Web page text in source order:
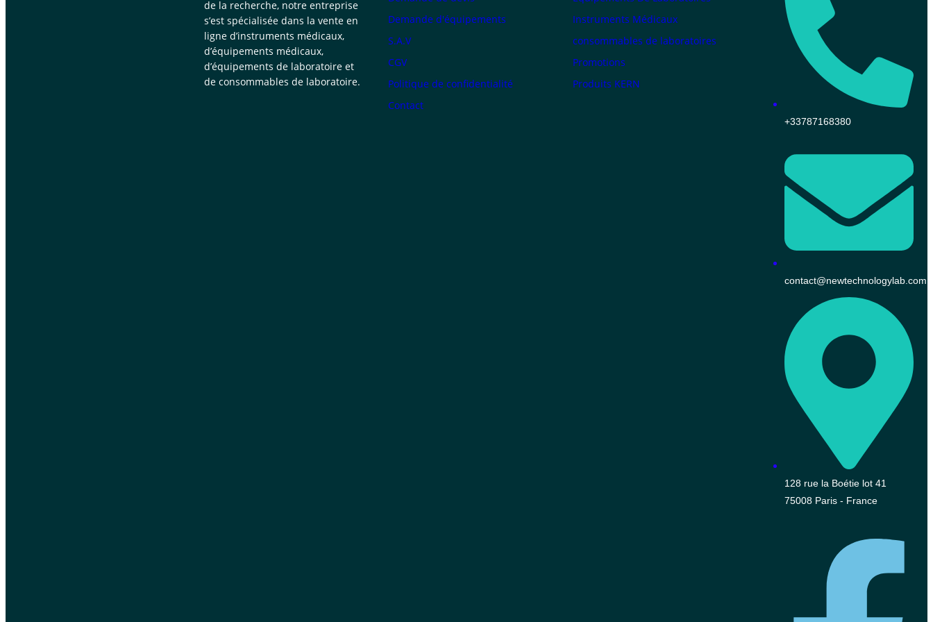
de la recherche, notre entreprise
s’est spécialisée dans la vente en
ligne d’instruments médicaux,
d’équipements médicaux,
d’équipements de laboratoire et
de consommables de laboratoire.
Demande d'équipements
S.A.V
CGV
Politique de confidentialité
Contact
Instruments Médicaux
consommables de laboratoires
Promotions
Produits KERN
+33787168380
contact@newtechnologylab.com
128 rue la Boétie lot 41
75008 Paris - France